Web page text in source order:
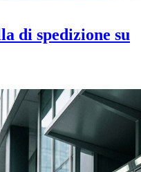
di spedizione su